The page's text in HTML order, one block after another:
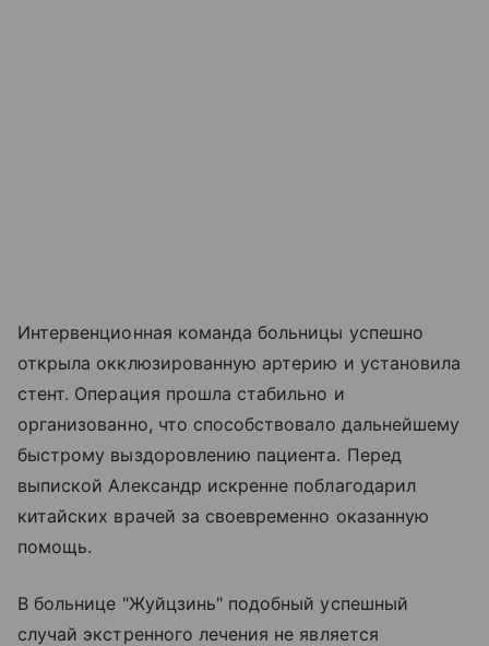
Интервенционная команда больницы успешно
открыла окклюзированную артерию и установила
стент. Операция прошла стабильно и
организованно, что способствовало дальнейшему
быстрому выздоровлению пациента. Перед
выпиской Александр искренне поблагодарил
китайских врачей за своевременно оказанную
помощь.
В больнице "Жуйцзинь" подобный успешный
случай экстренного лечения не является